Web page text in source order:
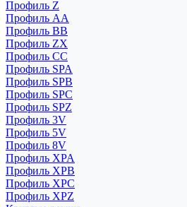
Профиль Z
Профиль АА
Профиль BB
Профиль ZX
Профиль CC
Профиль SPA
Профиль SPB
Профиль SPC
Профиль SPZ
Профиль 3V
Профиль 5V
Профиль 8V
Профиль XPA
Профиль XPB
Профиль XPC
Профиль XPZ